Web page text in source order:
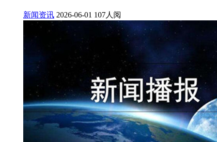
新闻资讯 2026-06-01 107人阅